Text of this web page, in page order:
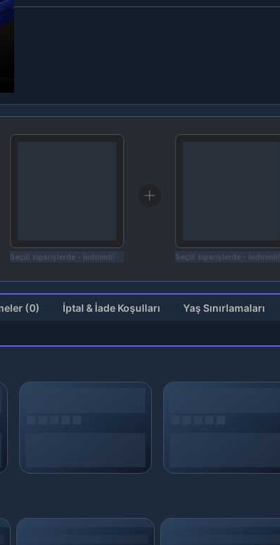
Seçili siparişlerde - İndirimli! Seçili siparişlerde - İndirimli!
Değerlendirmeler (0) İptal & İade Koşulları Yaş Sınırlamaları